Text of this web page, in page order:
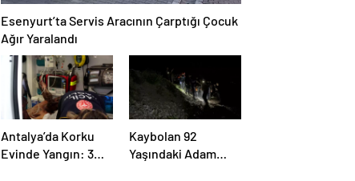
Esenyurt’ta Servis Aracının Çarptığı Çocuk
Ağır Yaralandı
Antalya’da Korku
Evinde Yangın: 3
Kaybolan 92
Yaşındaki Adam